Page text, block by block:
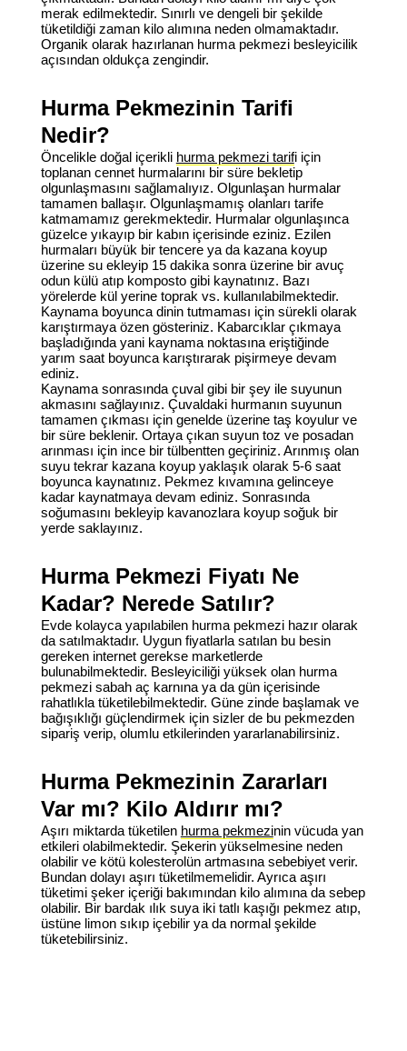
merak edilmektedir. Sınırlı ve dengeli bir şekilde
tüketildiği zaman kilo alımına neden olmamaktadır.
Organik olarak hazırlanan hurma pekmezi besleyicilik
açısından oldukça zengindir.
Hurma Pekmezinin Tarifi
Nedir?
Öncelikle doğal içerikli hurma pekmezi tarifi için
toplanan cennet hurmalarını bir süre bekletip
olgunlaşmasını sağlamalıyız. Olgunlaşan hurmalar
tamamen ballaşır. Olgunlaşmamış olanları tarife
katmamamız gerekmektedir. Hurmalar olgunlaşınca
güzelce yıkayıp bir kabın içerisinde eziniz. Ezilen
hurmaları büyük bir tencere ya da kazana koyup
üzerine su ekleyip 15 dakika sonra üzerine bir avuç
odun külü atıp komposto gibi kaynatınız. Bazı
yörelerde kül yerine toprak vs. kullanılabilmektedir.
Kaynama boyunca dinin tutmaması için sürekli olarak
karıştırmaya özen gösteriniz. Kabarcıklar çıkmaya
başladığında yani kaynama noktasına eriştiğinde
yarım saat boyunca karıştırarak pişirmeye devam
ediniz.
Kaynama sonrasında çuval gibi bir şey ile suyunun
akmasını sağlayınız. Çuvaldaki hurmanın suyunun
tamamen çıkması için genelde üzerine taş koyulur ve
bir süre beklenir. Ortaya çıkan suyun toz ve posadan
arınması için ince bir tülbentten geçiriniz. Arınmış olan
suyu tekrar kazana koyup yaklaşık olarak 5-6 saat
boyunca kaynatınız. Pekmez kıvamına gelinceye
kadar kaynatmaya devam ediniz. Sonrasında
soğumasını bekleyip kavanozlara koyup soğuk bir
yerde saklayınız.
Hurma Pekmezi Fiyatı Ne
Kadar? Nerede Satılır?
Evde kolayca yapılabilen hurma pekmezi hazır olarak
da satılmaktadır. Uygun fiyatlarla satılan bu besin
gereken internet gerekse marketlerde
bulunabilmektedir. Besleyiciliği yüksek olan hurma
pekmezi sabah aç karnına ya da gün içerisinde
rahatlıkla tüketilebilmektedir. Güne zinde başlamak ve
bağışıklığı güçlendirmek için sizler de bu pekmezden
sipariş verip, olumlu etkilerinden yararlanabilirsiniz.
Hurma Pekmezinin Zararları
Var mı? Kilo Aldırır mı?
Aşırı miktarda tüketilen hurma pekmezinin vücuda yan
etkileri olabilmektedir. Şekerin yükselmesine neden
olabilir ve kötü kolesterolün artmasına sebebiyet verir.
Bundan dolayı aşırı tüketilmemelidir. Ayrıca aşırı
tüketimi şeker içeriği bakımından kilo alımına da sebep
olabilir. Bir bardak ılık suya iki tatlı kaşığı pekmez atıp,
üstüne limon sıkıp içebilir ya da normal şekilde
tüketebilirsiniz.